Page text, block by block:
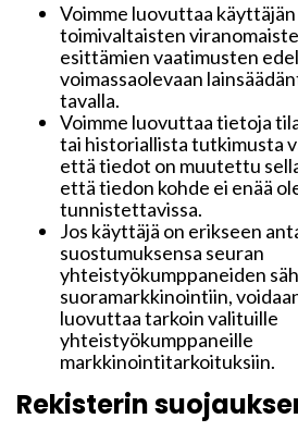
Voimme luovuttaa
toimivaltaisten
esittämien vaatimusten
voimassaolevaan
tavalla.
Voimme luovuttaa tietoja
tai historiallista tutkimusta
että tiedot on muutettu
että tiedon kohde ei enää
tunnistettavissa.
Jos käyttäjä on erikseen
suostumuksensa seuran
yhteistyökumppaneiden
suoramarkkinointiin,
luovuttaa tarkoin valituille
yhteistyökumppaneille
markkinointitarkoituksiin.
Rekisterin